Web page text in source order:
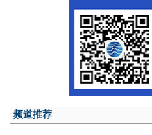
频道推荐